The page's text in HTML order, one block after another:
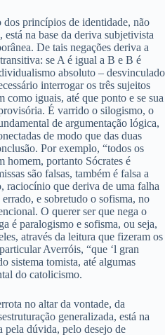
dos princípios de identidade, não
na base da deriva subjetivista
De tais negações deriva a
se A é igual a B e B é
absoluto – desvinculado
interrogar os três sujeitos
como iguais, até que ponto e se sua
É varrido o silogismo, o
de argumentação lógica,
de modo que das duas
Por exemplo, “todos os
homem, portanto Sócrates é
são falsas, também é falsa a
raciocínio que deriva de uma falha
e sobretudo o sofisma, no
O querer ser que nega o
é paralogismo e sofisma, ou seja,
através da leitura que fizeram os
Averróis, “que ‘l gran
sistema tomista, até algumas
do catolicismo.
no altar da vontade, da
generalizada, está na
pela dúvida, pelo desejo de